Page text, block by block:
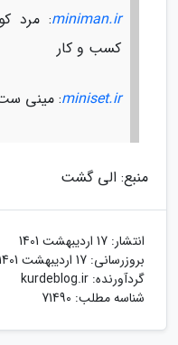
miniman.ir: مرد
کسب و کار
miniset.ir: مینی
منبع: الی گشت
انتشار: 17 اردیبهشت 1401
بروزرسانی: 17 اردیبهشت 1401
گردآورنده: kurdeblog.ir
شناسه مطلب: 71490